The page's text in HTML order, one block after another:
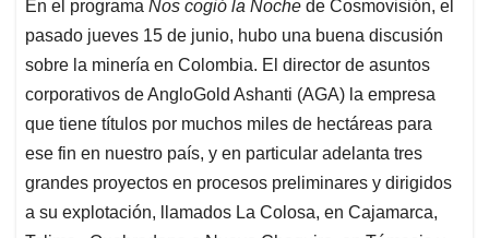
s
A
p
p
b
o
o
k
e
d
I
n
l
a
d
s
En el programa Nos cogió la Noche de Cosmovisión, el
pasado jueves 15 de junio, hubo una buena discusión
sobre la minería en Colombia. El director de asuntos
corporativos de AngloGold Ashanti (AGA) la empresa
que tiene títulos por muchos miles de hectáreas para
ese fin en nuestro país, y en particular adelanta tres
grandes proyectos en procesos preliminares y dirigidos
a su explotación, llamados La Colosa, en Cajamarca,